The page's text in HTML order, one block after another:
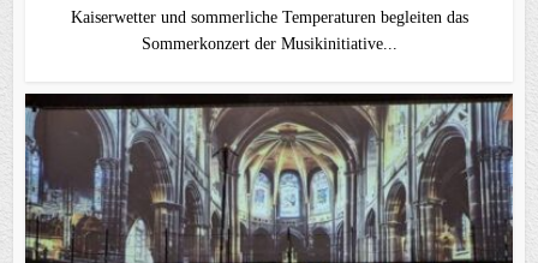
Kaiserwetter und sommerliche Temperaturen begleiten das
Sommerkonzert der Musikinitiative...